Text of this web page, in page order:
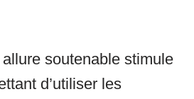
soutenable stimule
d’utiliser les